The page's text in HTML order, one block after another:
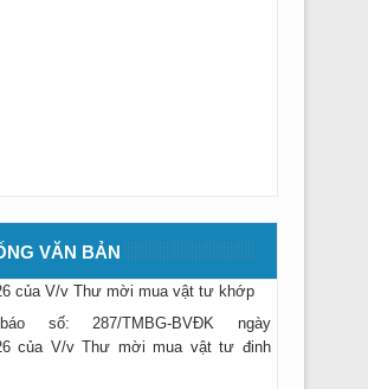
VĂN BẢN
số: 286/TMBG-BVĐK ngày
của V/v Thư mời mua vật tư đinh